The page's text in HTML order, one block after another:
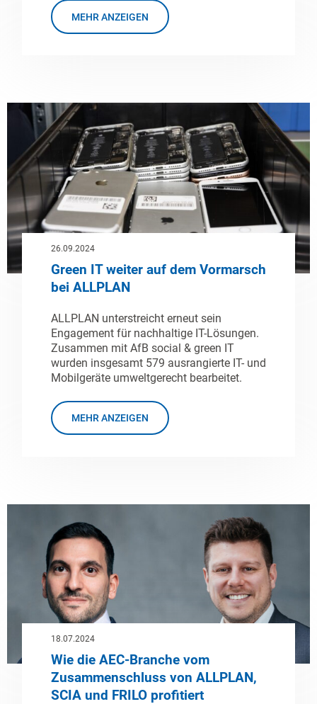
MEHR ANZEIGEN
26.09.2024
Green IT weiter auf dem Vormarsch
bei ALLPLAN
ALLPLAN unterstreicht erneut sein
Engagement für nachhaltige IT-Lösungen.
Zusammen mit AfB social & green IT
wurden insgesamt 579 ausrangierte IT- und
Mobilgeräte umweltgerecht bearbeitet.
MEHR ANZEIGEN
18.07.2024
Wie die AEC-Branche vom
Zusammenschluss von ALLPLAN,
SCIA und FRILO profitiert